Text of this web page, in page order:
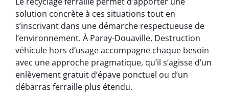
solution concrète à ces situations tout en
s’inscrivant dans une démarche respectueuse de
l’environnement. À Paray-Douaville, Destruction
véhicule hors d’usage accompagne chaque besoin
avec une approche pragmatique, qu’il s’agisse d’un
enlèvement gratuit d’épave ponctuel ou d’un
débarras ferraille plus étendu.